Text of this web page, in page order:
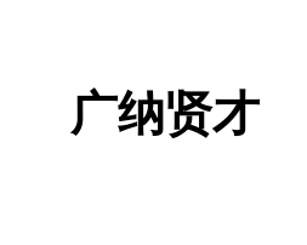
广纳贤才